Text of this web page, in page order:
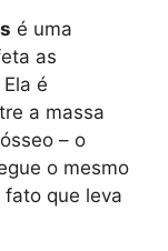
é uma
as
é
a massa
– o
o mesmo
que leva